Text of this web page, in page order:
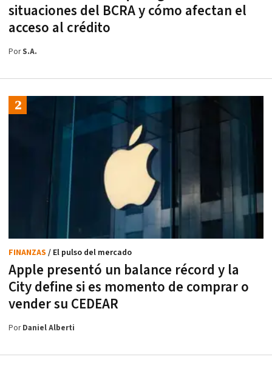
situaciones del BCRA y cómo afectan el
acceso al crédito
PorS.A.
Apple presentó un balance récord y la
City define si es momento de comprar o
vender su CEDEAR
FINANZAS / El pulso del mercado
PorDaniel Alberti